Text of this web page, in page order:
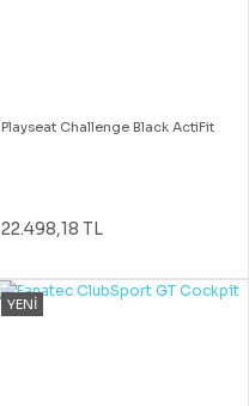
Playseat Challenge Black ActiFit
22.498,18 TL
YENİ